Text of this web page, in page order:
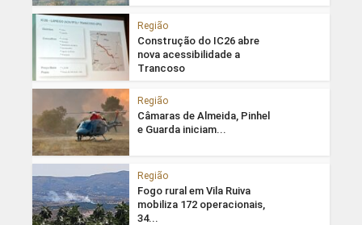
Região
Construção do IC26 abre
nova acessibilidade a
Trancoso
Região
Câmaras de Almeida, Pinhel
e Guarda iniciam...
Região
Fogo rural em Vila Ruiva
mobiliza 172 operacionais,
34...